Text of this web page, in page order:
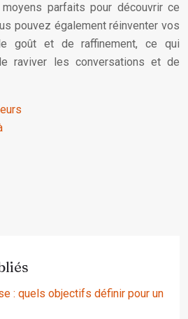
parfaits pour découvrir ce
pouvez également réinventer vos
goût et de raffinement, ce qui
raviver les conversations et de
: quels objectifs définir pour un